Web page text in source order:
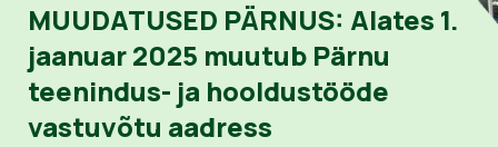
MUUDATUSED PÄRNUS: Alates 1.
jaanuar 2025 muutub Pärnu
teenindus- ja hooldustööde
vastuvõtu aadress